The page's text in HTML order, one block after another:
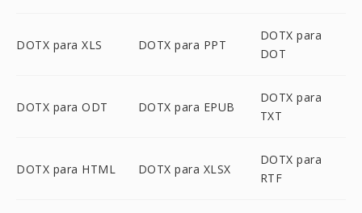
DOTX para XLS DOTX para PPT
DOTX para
DOT
DOTX para ODT DOTX para EPUB
DOTX para
TXT
DOTX para HTML DOTX para XLSX
DOTX para
RTF